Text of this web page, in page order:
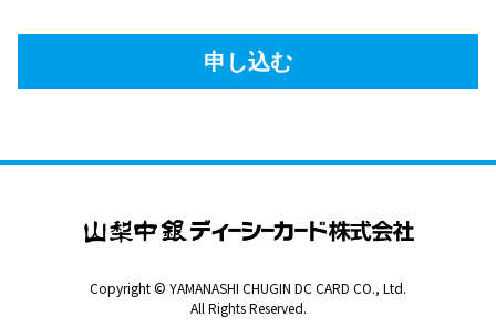
申し込む
Copyright © YAMANASHI CHUGIN DC CARD CO., Ltd.
All Rights Reserved.